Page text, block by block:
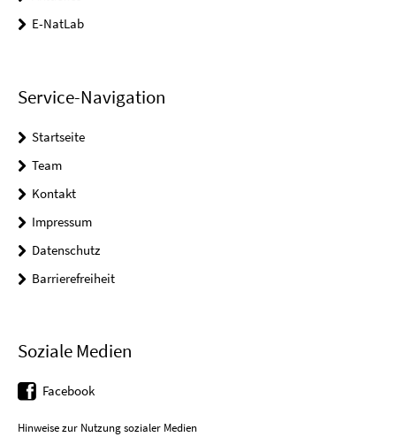
E-NatLab
Service-Navigation
Startseite
Team
Kontakt
Impressum
Datenschutz
Barrierefreiheit
Soziale Medien
Facebook
Hinweise zur Nutzung sozialer Medien